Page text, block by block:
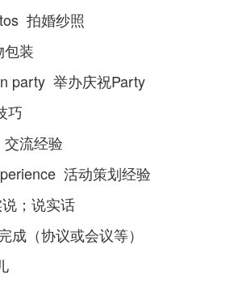
拍婚纱照
装
party 举办庆祝Party
巧
流经验
活动策划经验
；说实话
（协议或会议等）